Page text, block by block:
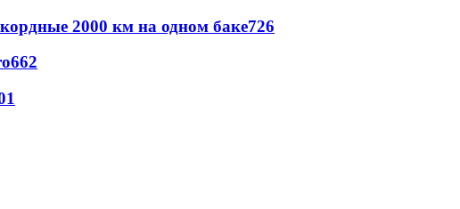
2000 км на одном баке726
662